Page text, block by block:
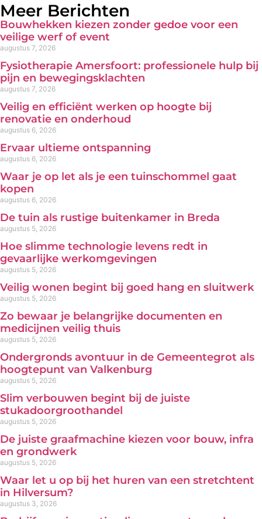
Meer Berichten
Bouwhekken kiezen zonder gedoe voor een
veilige werf of event
augustus 7, 2026
Fysiotherapie Amersfoort: professionele hulp bij
pijn en bewegingsklachten
augustus 7, 2026
Veilig en efficiënt werken op hoogte bij
renovatie en onderhoud
augustus 6, 2026
Ervaar ultieme ontspanning
augustus 6, 2026
Waar je op let als je een tuinschommel gaat
kopen
augustus 6, 2026
De tuin als rustige buitenkamer in Breda
augustus 5, 2026
Hoe slimme technologie levens redt in
gevaarlijke werkomgevingen
augustus 5, 2026
Veilig wonen begint bij goed hang en sluitwerk
augustus 5, 2026
Zo bewaar je belangrijke documenten en
medicijnen veilig thuis
augustus 5, 2026
Ondergronds avontuur in de Gemeentegrot als
hoogtepunt van Valkenburg
augustus 5, 2026
Slim verbouwen begint bij de juiste
stukadoorgroothandel
augustus 5, 2026
De juiste graafmachine kiezen voor bouw, infra
en grondwerk
augustus 5, 2026
Waar let u op bij het huren van een stretchtent
in Hilversum?
augustus 3, 2026